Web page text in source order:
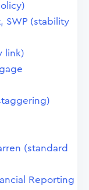
SWP (stability
link)
(standard
Reporting